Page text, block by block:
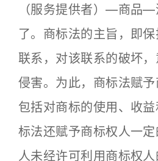
（服务提供者）—商品
了。商标法的主旨，即
联系，对该联系的破坏
侵害。为此，商标法赋予
包括对商标的使用、收
标法还赋予商标权人一
人未经许可利用商标权